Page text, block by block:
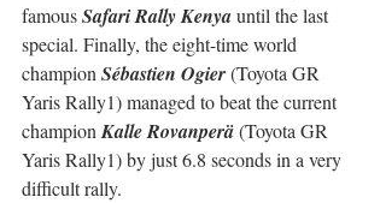
famous Safari Rally Kenya until the last
special. Finally, the eight-time world
champion Sébastien Ogier (Toyota GR
Yaris Rally1) managed to beat the current
champion Kalle Rovanperä (Toyota GR
Yaris Rally1) by just 6.8 seconds in a very
difficult rally.